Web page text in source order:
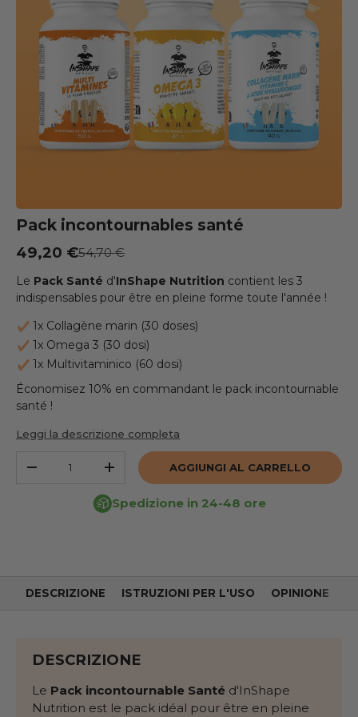
Pack incontournables santé
Prix soldé
49,20 €Prix habituel
54,70 €
Le Pack Santé d'InShape Nutrition contient les 3
indispensables pour être en pleine forme toute l'année !
1x Collagène marin (30 doses)
1x Omega 3 (30 dosi)
1x Multivitaminico (60 dosi)
Économisez 10% en commandant le pack incontournable
santé !
Leggi la descrizione completa
RIDURRE LA QUANTITÀAUMENTARE LA QUANTITÀ
AGGIUNGI AL CARRELLO
Spedizione in 24-48 ore
DESCRIZIONE ISTRUZIONI PER L'USO OPINIONE
DESCRIZIONE
Le Pack incontournable Santé d'InShape
Nutrition est le pack idéal pour être en pleine